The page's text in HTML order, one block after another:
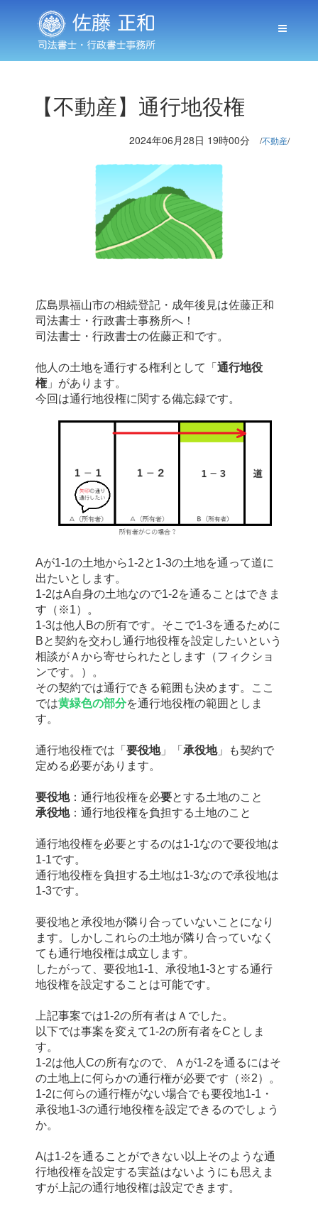
【不動産】通行地役権
2024年06月28日 19時00分 不動産
広島県福山市の相続登記・成年後見は佐藤正和
司法書士・行政書士事務所へ！
司法書士・行政書士の佐藤正和です。
他人の土地を通行する権利として「 通行地役
権」があります。
今回は通行地役権に関する備忘録です。
Aが1-1の土地から1-2と1-3の土地を通って道に
出たいとします。
1-2はA自身の土地なので1-2を通ることはできま
す（※1）。
1-3は他人Bの所有です。そこで1-3を通るために
Bと契約を交わし通行地役権を設定したいという
相談がＡから寄せられたとします（フィクショ
ンです。）。
その契約では通行できる範囲も決めます。ここ
では黄緑色の部分を通行地役権の範囲としま
す。
通行地役権では「 要役地」「 承役地」も契約で
定める必要があります。
要役地：通行地役権を必要とする土地のこと
承役地：通行地役権を負担する土地のこと
通行地役権を必要とするのは1-1なので要役地は
1-1です。
通行地役権を負担する土地は1-3なので承役地は
1-3です。
要役地と承役地が隣り合っていないことになり
ます。しかしこれらの土地が隣り合っていなく
ても通行地役権は成立します。
したがって、要役地1-1、承役地1-3とする通行
地役権を設定することは可能です。
上記事案では1-2の所有者はＡでした。
以下では事案を変えて1-2の所有者をCとしま
す。
1-2は他人Cの所有なので、Ａが1-2を通るにはそ
の土地上に何らかの通行権が必要です（※2）。
1-2に何らの通行権がない場合でも要役地1-1・
承役地1-3の通行地役権を設定できるのでしょう
か。
Aは1-2を通ることができない以上そのような通
行地役権を設定する実益はないようにも思えま
すが上記の通行地役権は設定できます。